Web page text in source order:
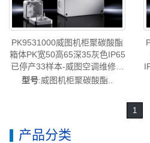
PK9531000威图机柜聚碳酸酯
箱体PK宽50高65深35灰色IP65
已停产33样本-威图空调维修威
图风扇PK9531.000
型号:威图机柜聚碳酸酯..
1
产品分类